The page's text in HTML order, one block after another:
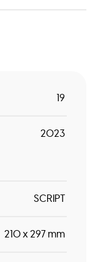
19
2023
SCRIPT
210 x 297 mm